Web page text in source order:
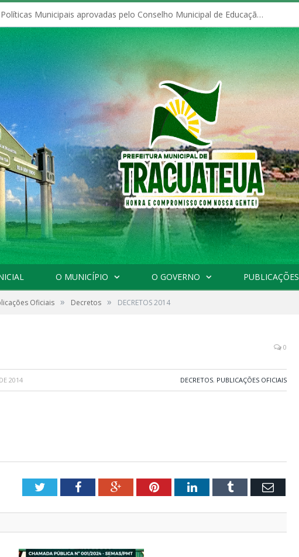
Políticas Municipais aprovadas pelo Conselho Municipal de Educação (CME)
O MUNICÍPIO O GOVERNO PUBLICAÇÕES
Oficiais » Decretos » DECRETOS 2014
0
2014 DECRETOS, PUBLICAÇÕES OFICIAIS
TwitterFacebookGoogle+PinterestLinkedInTumblr Email